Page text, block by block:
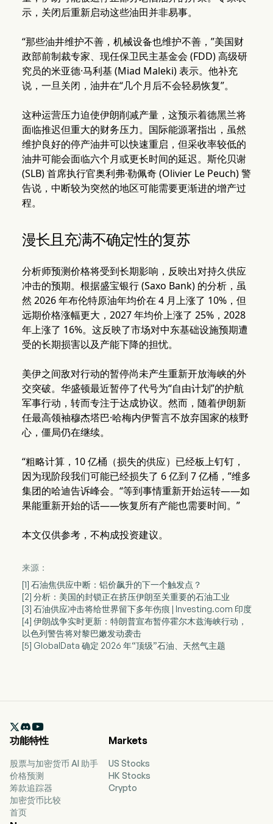
示，关闭后重新启动这些油田并非易事。
“那些油井维护不善，机械设备也维护不善，”美国财
政部前制裁专家、现任保卫民主基金会 (FDD) 高级研
究员的米亚德·马利基 (Miad Maleki) 表示。他补充
说，一旦关闭，油井在“几个月后不会轻易恢复”。
这种运营压力迫使伊朗削减产量，这预示着德黑兰将
面临推迟但重大的财务压力。国际能源署指出，虽然
维护良好的停产油井可以快速重启，但采收率较低的
油井可能会面临六个月或更长时间的延迟。斯伦贝谢
(SLB) 首席执行官奥利弗·勒佩奇 (Olivier Le Peuch) 警
告说，中断较为突然的地区可能需要更渐进的增产过
程。
漫长且充满不确定性的复苏
分析师预测价格将受到长期影响，反映出对持久供应
冲击的预期。根据盛宝银行 (Saxo Bank) 的分析，虽
然 2026 年布伦特原油年均价在 4 月上涨了 10%，但
远期价格涨幅更大，2027 年均价上涨了 25%，2028
年上涨了 16%。这反映了市场对中东基础设施预期遭
受的长期损害以及产能下降的担忧。
美伊之间敌对行动的暂停尚未产生重新开放海峡的外
交突破。华盛顿最近暂停了代号为“自由计划”的护航
军事行动，转而专注于达成协议。然而，随着伊朗新
任最高领袖穆杰塔巴·哈梅内伊誓言不放弃国家的核野
心，僵局仍在继续。
“粗略计算，10 亿桶（损失的供应）已经板上钉钉，
因为现阶段我们可能已经损失了 6 亿到 7 亿桶，”维多
集团的哈迪告诉峰会。“等到事情重新开始运转——如
果能重新开始的话——恢复所有产能也需要时间。”
本文仅供参考，不构成投资建议。
来源：
[1] 石油焦供应中断：铝价飙升的下一个触发点？
[2] 分析：美国的封锁正在挤压伊朗至关重要的石油工业
[3] 石油供应冲击将给世界留下多年伤痕 | Investing.com 印度
[4] 伊朗战争实时更新：特朗普宣布暂停霍尔木兹海峡行动，
以色列警告将对黎巴嫩发动袭击
[5] GlobalData 确定 2026 年“顶级”石油、天然气主题

功能特性
股票与加密货币 AI 助手
价格预测
筹款追踪器
加密货币比较
首页
Markets
US Stocks
HK Stocks
Crypto